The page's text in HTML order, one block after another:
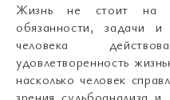
Жизнь не стоит на
обязанности, задачи и
человека
удовлетворенность
насколько человек